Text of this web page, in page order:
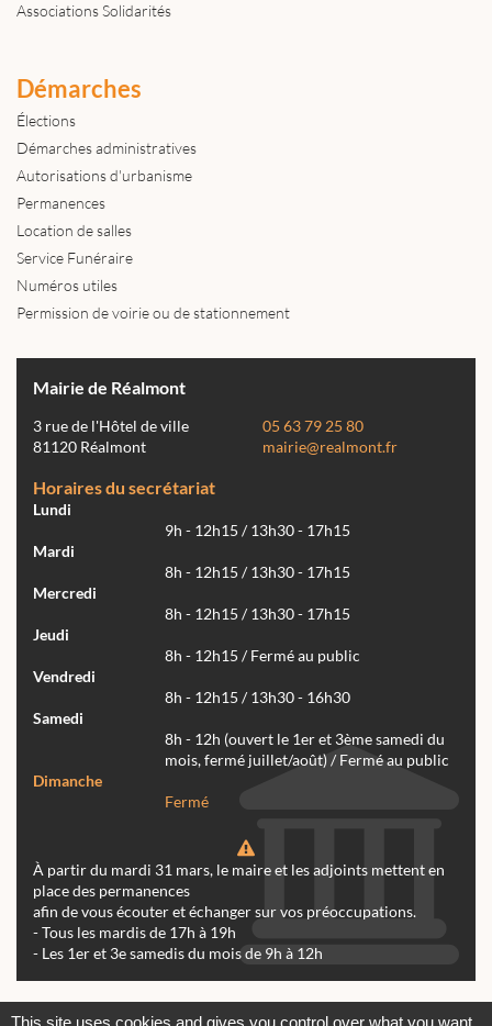
Associations Solidarités
Démarches
Élections
Démarches administratives
Autorisations d'urbanisme
Permanences
Location de salles
Service Funéraire
Numéros utiles
Permission de voirie ou de stationnement
Mairie de Réalmont
3 rue de l'Hôtel de ville
81120 Réalmont
05 63 79 25 80
mairie@realmont.fr
Horaires du secrétariat
Lundi
9h - 12h15 / 13h30 - 17h15
Mardi
8h - 12h15 / 13h30 - 17h15
Mercredi
8h - 12h15 / 13h30 - 17h15
Jeudi
8h - 12h15 / Fermé au public
Vendredi
8h - 12h15 / 13h30 - 16h30
Samedi
8h - 12h (ouvert le 1er et 3ème samedi du
mois, fermé juillet/août) / Fermé au public
Dimanche
Fermé
À partir du mardi 31 mars, le maire et les adjoints mettent en
place des permanences
afin de vous écouter et échanger sur vos préoccupations.
- Tous les mardis de 17h à 19h
- Les 1er et 3e samedis du mois de 9h à 12h
This site uses cookies and gives you control over what you want